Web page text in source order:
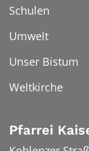
Schulen
Umwelt
Unser Bistum
Weltkirche
Pfarrei